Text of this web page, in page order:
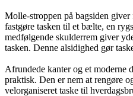
Molle-stroppen på bagsiden
fastgøre tasken til et bælte, en
medfølgende skulderrem giver
tasken. Denne alsidighed gør
Afrundede kanter og et moderne
praktisk. Den er nem at rengøre
velorganiseret taske til